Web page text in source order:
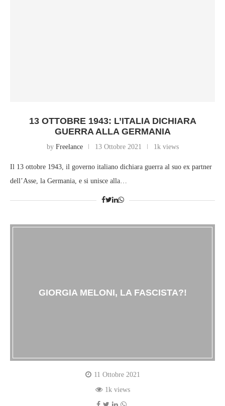
13 OTTOBRE 1943: L’ITALIA DICHIARA
GUERRA ALLA GERMANIA
by Freelance 13 Ottobre 2021 1k views
Il 13 ottobre 1943, il governo italiano dichiara guerra al suo ex partner
dell’Asse, la Germania, e si unisce alla…
GIORGIA MELONI, LA FASCISTA?!
11 Ottobre 2021
1k views